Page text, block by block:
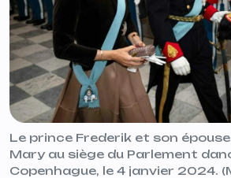
Le prince Frederik et son
Mary au siège du Parlement
Copenhague, le 4 janvier 2024.